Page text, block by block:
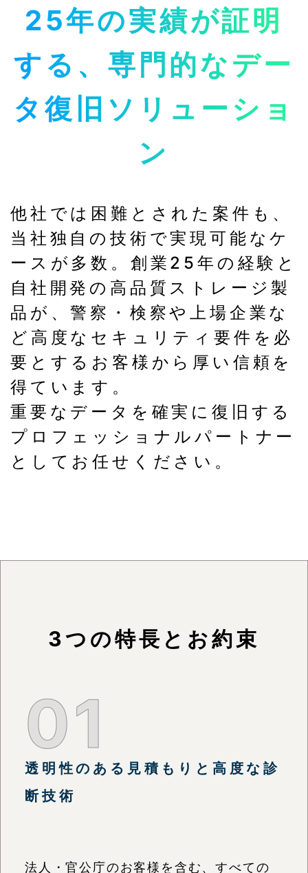
25年の実績が証明
する、専門的なデー
タ復旧ソリューショ
ン
他社では困難とされた案件も、
当社独自の技術で実現可能なケ
ースが多数。創業25年の経験と
自社開発の高品質ストレージ製
品が、警察・検察や上場企業な
ど高度なセキュリティ要件を必
要とするお客様から厚い信頼を
得ています。
重要なデータを確実に復旧する
プロフェッショナルパートナー
としてお任せください。
3つの特長とお約束
01
透明性のある見積もりと高度な診
断技術
法人・官公庁のお客様を含む、すべての